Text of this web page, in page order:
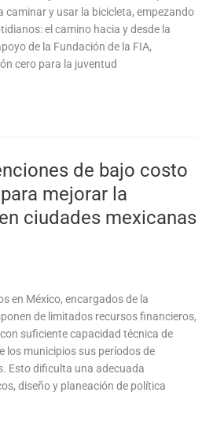
caminar y usar la bicicleta, empezando
el camino hacia y desde la
de la Fundación de la FIA,
cero para la juventud
de bajo costo
mejorar la
ciudades mexicanas
en México, encargados de la
de limitados recursos financieros,
suficiente capacidad técnica de
los municipios sus períodos de
Esto dificulta una adecuada
diseño y planeación de política